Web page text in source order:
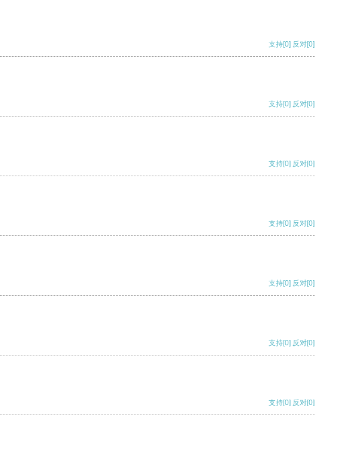
支持[0] 反对[0]
支持[0] 反对[0]
支持[0] 反对[0]
支持[0] 反对[0]
支持[0] 反对[0]
支持[0] 反对[0]
支持[0] 反对[0]